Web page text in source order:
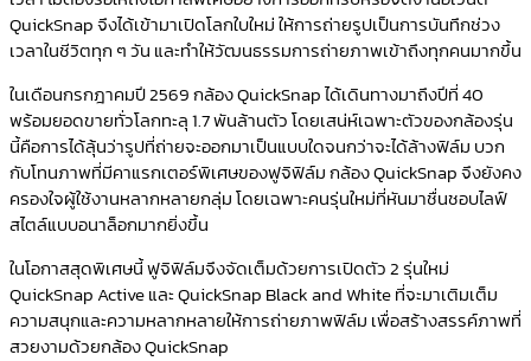
QuickSnap จึงได้เข้ามาเปิดโลกใบใหม่ ให้การถ่ายรูปเป็นการบันทึกช่วง
เวลาในชีวิตทุก ๆ วัน และทำให้วัฒนธรรมการถ่ายภาพเข้าถึงทุกคนมากขึ้น
ในเดือนกรกฎาคมปี 2569 กล้อง QuickSnap ได้เดินทางมาถึงปีที่ 40
พร้อมยอดขายทั่วโลกทะลุ 1.7 พันล้านตัว โดยเสน่ห์เฉพาะตัวของกล้องรุ่น
นี้คือการได้ลุ้นว่ารูปที่ถ่ายจะออกมาเป็นแบบใดจนกว่าจะได้ล้างฟิล์ม บวก
กับโทนภาพที่มีคาแรกเตอร์พิเศษของฟูจิฟิล์ม กล้อง QuickSnap จึงยังคง
ครองใจผู้ใช้งานหลากหลายกลุ่ม โดยเฉพาะคนรุ่นใหม่ที่หันมาชื่นชอบไลฟ์
สไตล์แบบอนาล็อกมากยิ่งขึ้น
ในโอกาสสุดพิเศษนี้ ฟูจิฟิล์มจึงจัดเต็มด้วยการเปิดตัว 2 รุ่นใหม่
QuickSnap Active และ QuickSnap Black and White ที่จะมาเติมเต็ม
ความสนุกและความหลากหลายให้การถ่ายภาพฟิล์ม เพื่อสร้างสรรค์ภาพที่
สวยงามด้วยกล้อง QuickSnap